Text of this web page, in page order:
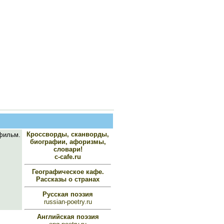
Кроссворды, сканворды,
биографии, афоризмы,
словари!
c-cafe.ru
Географическое кафе.
Рассказы о странах
Русская поэзия
russian-poetry.ru
Английская поэзия